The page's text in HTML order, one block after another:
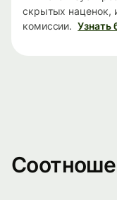
скрытых наценок,
комиссии. Узнать